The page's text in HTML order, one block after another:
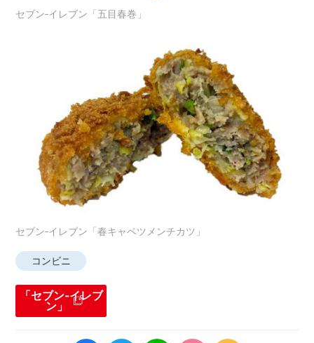
セブン‐イレブン「五目春巻」
セブン‐イレブン「春キャベツメンチカツ」
コンビニ
「セブン‐イレブ
ン」